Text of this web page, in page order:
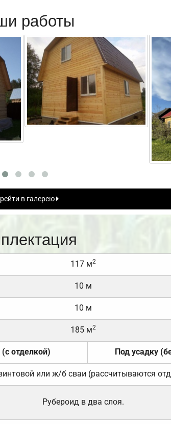
работы
в галерею
117 м2
10 м
10 м
185 м2
отделкой) Под усадку
или ж/б сваи (рассчитываются
Рубероид в два слоя.